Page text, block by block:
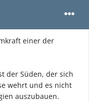
einer der
der Süden, der sich
wehrt und es nicht
auszubauen.